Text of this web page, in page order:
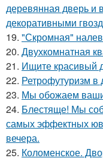
деревянная дверь и
декоративными
19. "Скромная"
20. Двухкомнатная
21. Ищите красивый
22. Ретрофутуризм в
23. Мы обожаем
24. Блестяще! Мы
самых эффектных
вечера.
25. Коломенское.